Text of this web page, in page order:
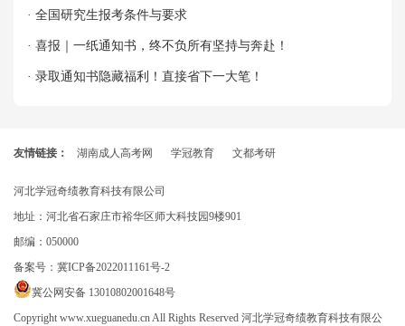
· 全国研究生报考条件与要求
· 喜报｜一纸通知书，终不负所有坚持与奔赴！
· 录取通知书隐藏福利！直接省下一大笔！
友情链接： 湖南成人高考网 学冠教育 文都考研
河北学冠奇绩教育科技有限公司
地址：河北省石家庄市裕华区师大科技园9楼901
邮编：050000
备案号： 冀ICP备2022011161号-2
冀公网安备 13010802001648号
Copyright www.xueguanedu.cn All Rights Reserved 河北学冠奇绩教育科技有限公